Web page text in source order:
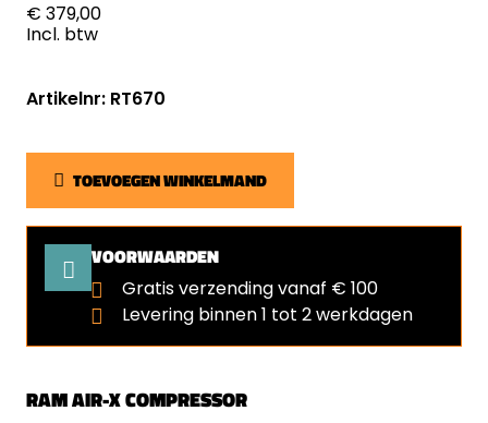
RAM AIR-X COMPRESSOR
€ 379,00
Incl. btw
Artikelnr: RT670
TOEVOEGEN WINKELMAND
VOORWAARDEN
Gratis verzending vanaf € 100
Levering binnen 1 tot 2 werkdagen